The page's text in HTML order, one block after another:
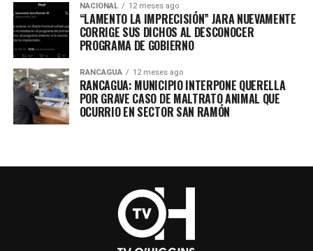
NACIONAL 12 meses ago
“LAMENTO LA IMPRECISIÓN” JARA NUEVAMENTE
CORRIGE SUS DICHOS AL DESCONOCER
PROGRAMA DE GOBIERNO
RANCAGUA 12 meses ago
RANCAGUA: MUNICIPIO INTERPONE QUERELLA
POR GRAVE CASO DE MALTRATO ANIMAL QUE
OCURRIO EN SECTOR SAN RAMÓN